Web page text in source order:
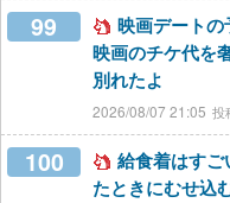
99
映画デート
映画のチケ代を
別れたよ
2026/08/07 21:05
100
給食着はす
たときにむせ込